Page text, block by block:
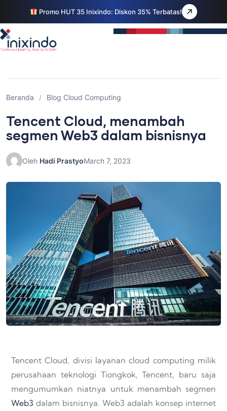
Promo HUT 35 Inixindo: Diskon 35% Terbatas!
Beranda / Blog Cloud Computing
Tencent Cloud, menambah
segmen Web3 dalam bisnisnya
Oleh Hadi PrastyoMarch 7, 2023
Tencent Cloud, divisi layanan cloud computing milik
perusahaan teknologi Tiongkok, Tencent, baru saja
mengumumkan niatnya untuk menambah segmen
Web3 dalam bisnisnya. Web3 adalah konsep internet